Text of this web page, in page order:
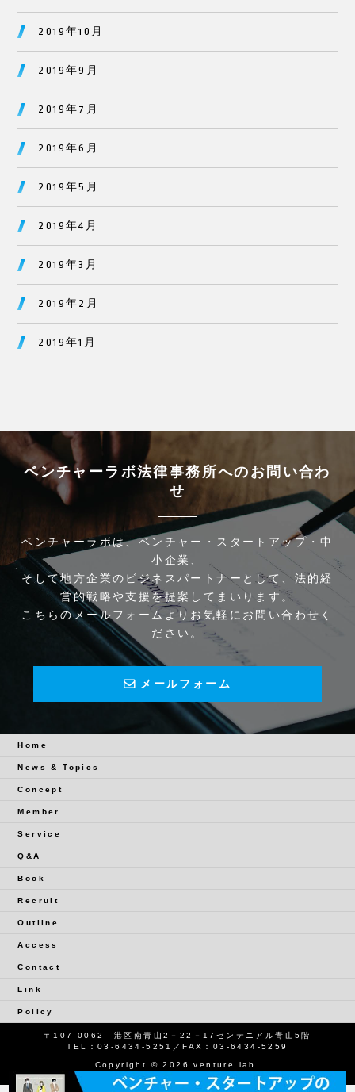
2019年10月
2019年9月
2019年7月
2019年6月
2019年5月
2019年4月
2019年3月
2019年2月
2019年1月
ベンチャーラボ法律事務所へのお問い合わ
せ
ベンチャーラボは、ベンチャー・スタートアップ・中
小企業、
そして地方企業のビジネスパートナーとして、法的経
営的戦略や支援を提案してまいります。
こちらのメールフォームよりお気軽にお問い合わせく
ださい。
メールフォーム
Home
News & Topics
Concept
Member
Service
Q&A
Book
Recruit
Outline
Access
Contact
Link
Policy
〒107-0062 港区南青山2－22－17センテニアル青山5階
TEL： 03-6434-5251 ／FAX：03-6434-5259
Copyright © 2026 venture lab.
All Rights Reserved.